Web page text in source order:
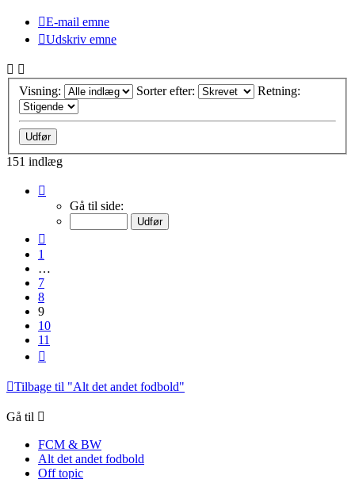
E-mail emne
Udskriv emne
Visning: Sorter efter: Retning:
151 indlæg
Gå til side:
1
…
7
8
9
10
11
Tilbage til "Alt det andet fodbold"
Gå til
FCM & BW
Alt det andet fodbold
Off topic